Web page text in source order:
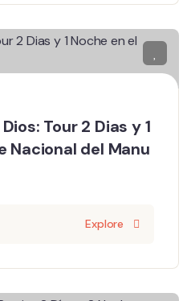
Tour 2 Dias y 1
Nacional del Manu
Explore